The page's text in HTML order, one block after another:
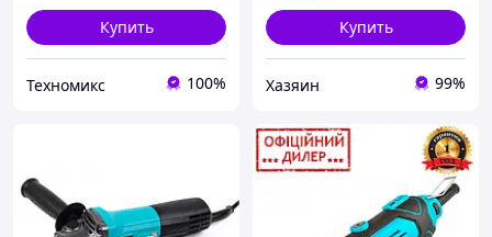
Купить
Техномикс 100%
Купить
Хазяин 99%